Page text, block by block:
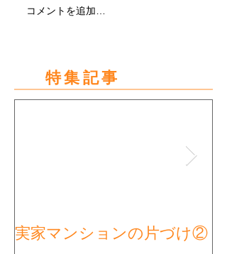
コメントを追加…
特集記事
実家マンションの片づけ②